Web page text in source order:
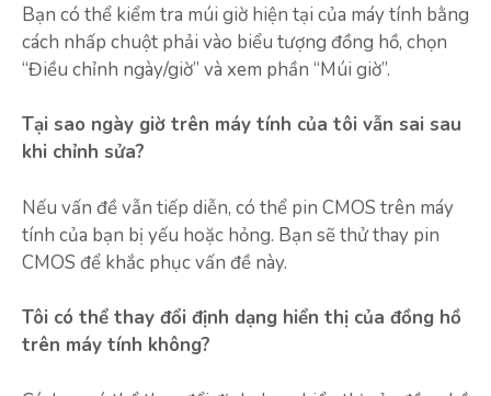
Bạn có thể kiểm tra múi giờ hiện tại của máy tính bằng
cách nhấp chuột phải vào biểu tượng đồng hồ, chọn
“Điều chỉnh ngày/giờ” và xem phần “Múi giờ”.
Tại sao ngày giờ trên máy tính của tôi vẫn sai sau
khi chỉnh sửa?
Nếu vấn đề vẫn tiếp diễn, có thể pin CMOS trên máy
tính của bạn bị yếu hoặc hỏng. Bạn sẽ thử thay pin
CMOS để khắc phục vấn đề này.
Tôi có thể thay đổi định dạng hiển thị của đồng hồ
trên máy tính không?